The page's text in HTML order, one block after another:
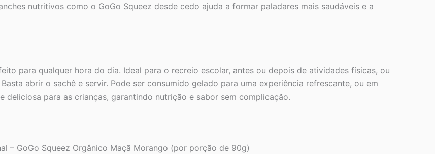
nutritivos como o GoGo Squeez desde cedo ajuda a formar paladares mais saudáveis e a
para qualquer hora do dia. Ideal para o recreio escolar, antes ou depois de atividades físicas, ou
abrir o sachê e servir. Pode ser consumido gelado para uma experiência refrescante, ou em
para as crianças, garantindo nutrição e sabor sem complicação.
– GoGo Squeez Orgânico Maçã Morango (por porção de 90g)